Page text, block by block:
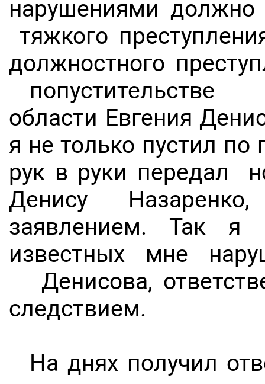
нарушениями
тяжкого
должностного
попустительстве
области Евгения
я не только пустил
рук в руки передал
Денису
заявлением. Так я
известных мне
Денисова,
следствием.
На днях получил